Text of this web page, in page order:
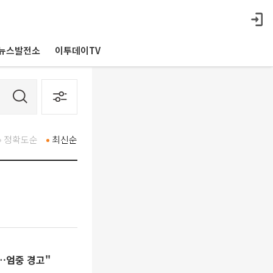
스발전소 이투데이TV
최신순
정확도순
엄중 경고"